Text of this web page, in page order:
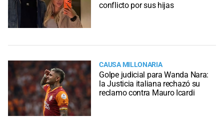
conflicto por sus hijas
CAUSA MILLONARIA
Golpe judicial para Wanda Nara:
la Justicia italiana rechazó su
reclamo contra Mauro Icardi